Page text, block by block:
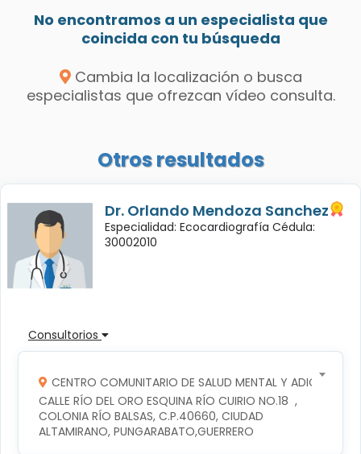
No encontramos a un especialista que
coincida con tu búsqueda
Cambia la localización o busca
especialistas que ofrezcan vídeo consulta.
Otros resultados
Dr. Orlando Mendoza Sanchez
Especialidad: Ecocardiografía Cédula:
30002010
Consultorios
CENTRO COMUNITARIO DE SALUD MENTAL Y
CALLE RÍO DEL ORO ESQUINA RÍO CUIRIO NO.18  ,
COLONIA RÍO BALSAS, C.P.40660, CIUDAD
ALTAMIRANO, PUNGARABATO,GUERRERO